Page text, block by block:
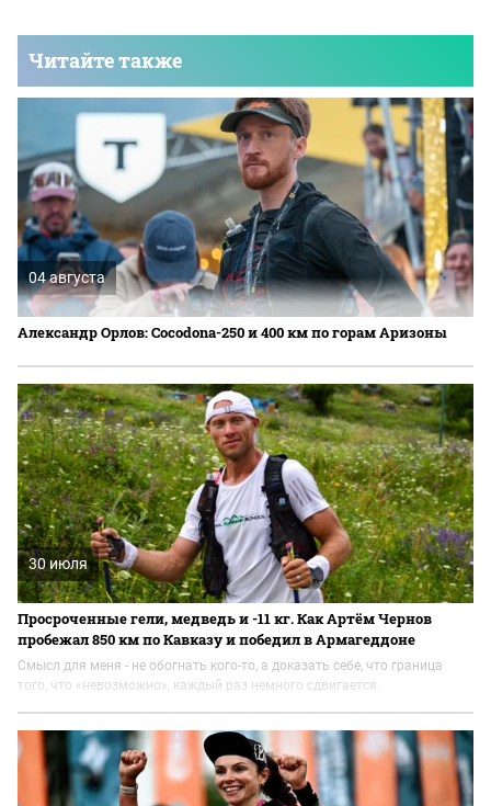
Читайте также
04 августа
Александр Орлов: Cocodona-250 и 400 км по горам Аризоны
30 июля
Просроченные гели, медведь и -11 кг. Как Артём Чернов
пробежал 850 км по Кавказу и победил в Армагеддоне
Смысл для меня - не обогнать кого-то, а доказать себе, что граница
того, что «невозможно», каждый раз немного сдвигается.